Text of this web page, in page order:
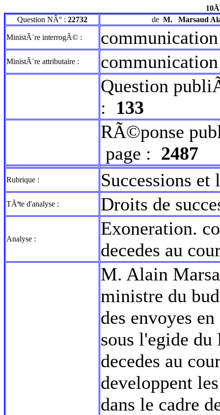
Question NÂ° : 22732 de M. Marsaud
MinistÃ¨re interrogÃ© : communication
MinistÃ¨re attributaire :
communication
Question
: 133
RÃ©ponse
page : 2487
Rubrique : Successions
TÃªte d'analyse : Droits de
Analyse :
Exoneration.
decedes au
M. Alain
ministre du
des envoyes
sous l'egide
decedes au
developpent
dans le cadre